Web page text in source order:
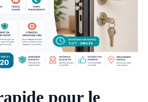
pour le